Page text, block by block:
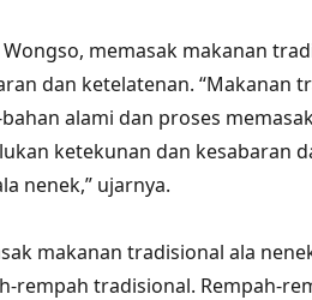
memasak makanan
dan ketelatenan. “Makanan
alami dan proses
ketekunan dan kesabaran
nenek,” ujarnya.
makanan tradisional ala
rempah tradisional. Rempah-